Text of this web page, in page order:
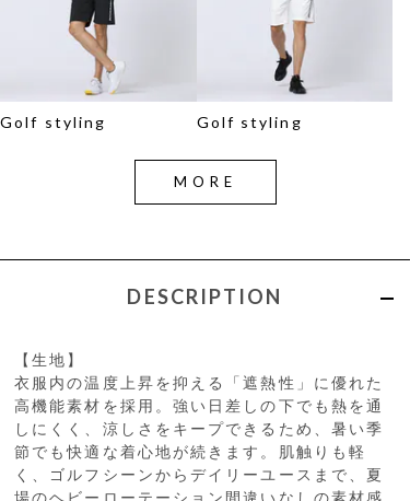
Golf styling Golf styling
MORE
DESCRIPTION
【生地】
衣服内の温度上昇を抑える「遮熱性」に優れた
高機能素材を採用。強い日差しの下でも熱を通
しにくく、涼しさをキープできるため、暑い季
節でも快適な着心地が続きます。肌触りも軽
く、ゴルフシーンからデイリーユースまで、夏